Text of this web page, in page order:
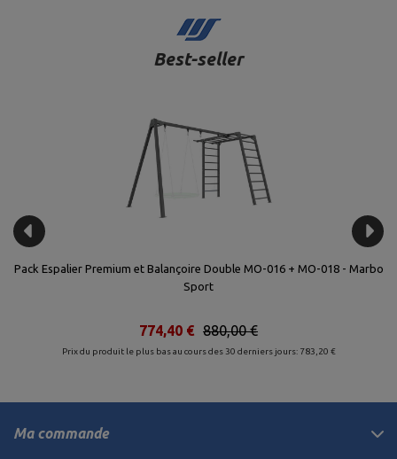
Best-seller
Pack Espalier Premium et Balançoire Double MO-016 + MO-018 - Marbo
Sport
Prix du produit le plus bas au cours des 30 derniers jours: 783,20 €
880,00 €
774,40 €
Ma commande